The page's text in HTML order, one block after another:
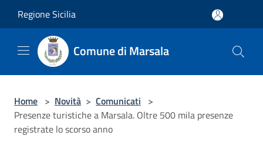
Regione Sicilia
Comune di Marsala
Home > Novità > Comunicati >
Presenze turistiche a Marsala. Oltre 500 mila presenze
registrate lo scorso anno